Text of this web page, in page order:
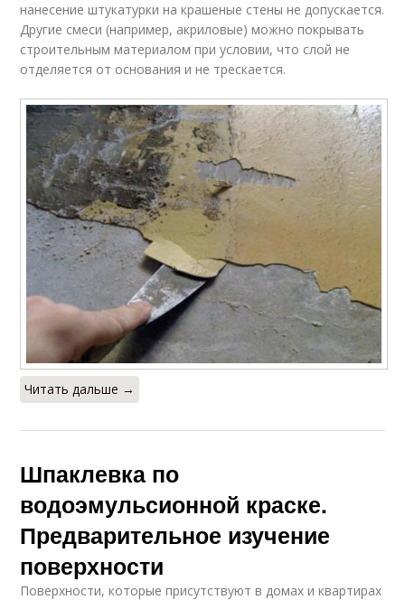
нанесение штукатурки на крашеные стены не допускается.
Другие смеси (например, акриловые) можно покрывать
строительным материалом при условии, что слой не
отделяется от основания и не трескается.
Читать дальше →
Шпаклевка по
водоэмульсионной краске.
Предварительное изучение
поверхности
Поверхности, которые присутствуют в домах и квартирах